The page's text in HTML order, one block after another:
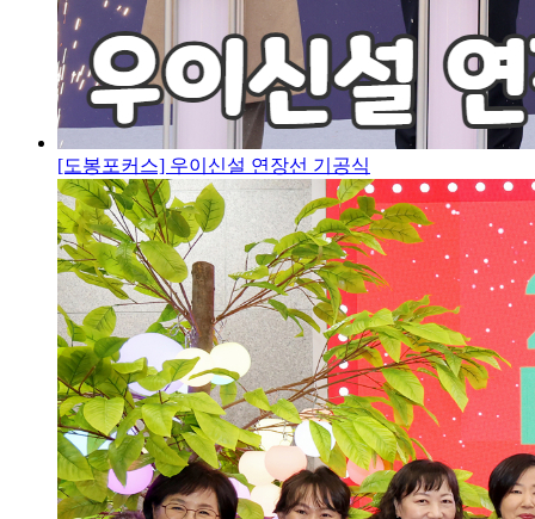
[도봉포커스] 우이신설 연장선 기공식